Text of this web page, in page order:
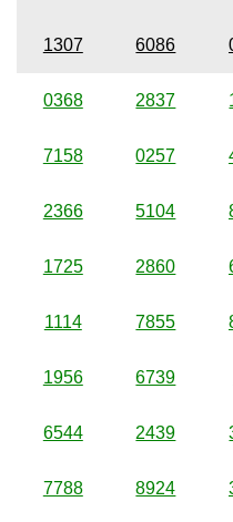
1307 6086
0368 2837
7158 0257
2366 5104
1725 2860
1114 7855
1956 6739
6544 2439
7788 8924